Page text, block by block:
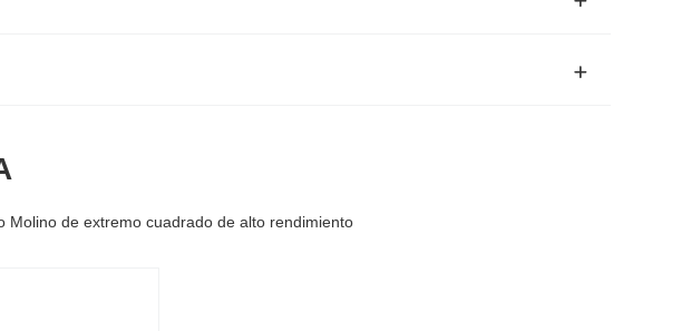
de extremo cuadrado de alto rendimiento